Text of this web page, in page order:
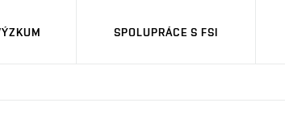
SPOLUPRÁCE S FSI